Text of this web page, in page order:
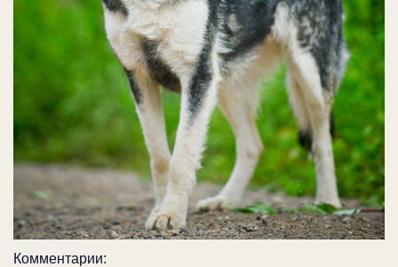
Комментарии: